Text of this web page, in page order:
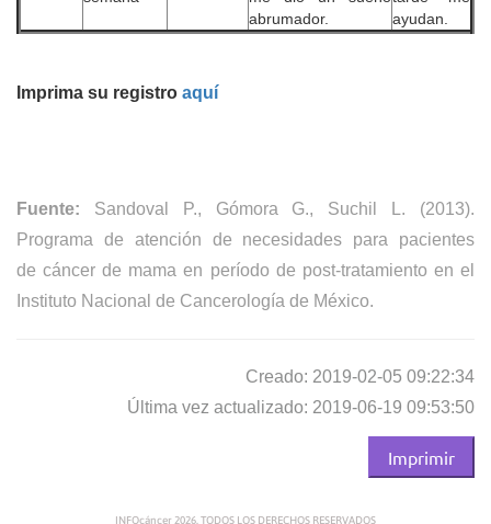
abrumador.
ayudan.
Imprima su registro aquí
Fuente: Sandoval P., Gómora G., Suchil L. (2013).
Programa de atención de necesidades para pacientes
de cáncer de mama en período de post-tratamiento en el
Instituto Nacional de Cancerología de México.
Creado: 2019-02-05 09:22:34
Última vez actualizado: 2019-06-19 09:53:50
Imprimir
INFOcáncer 2026. TODOS LOS DERECHOS RESERVADOS